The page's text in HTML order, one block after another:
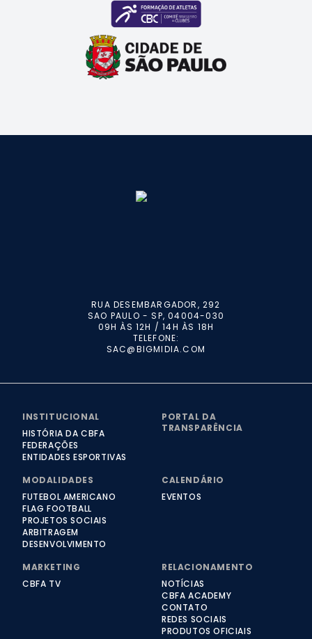
RUA DESEMBARGADOR, 292
SAO PAULO - SP, 04004-030
09H ÀS 12H / 14H ÀS 18H
TELEFONE:
SAC@BIGMIDIA.COM
INSTITUCIONAL
HISTÓRIA DA CBFA
FEDERAÇÕES
ENTIDADES ESPORTIVAS
PORTAL DA
TRANSPARÊNCIA
MODALIDADES
FUTEBOL AMERICANO
FLAG FOOTBALL
PROJETOS SOCIAIS
ARBITRAGEM
DESENVOLVIMENTO
CALENDÁRIO
EVENTOS
MARKETING
CBFA TV
RELACIONAMENTO
NOTÍCIAS
CBFA ACADEMY
CONTATO
REDES SOCIAIS
PRODUTOS OFICIAIS